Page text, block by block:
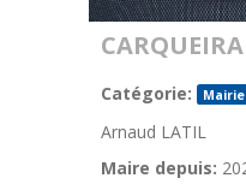
Catégorie:
Arnaud LATIL
Maire depuis: